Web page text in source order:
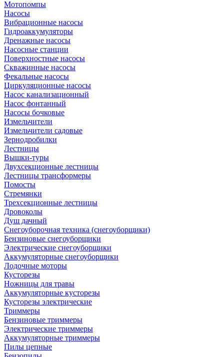
Мотопомпы
Насосы
Вибрационные насосы
Гидроаккумуляторы
Дренажные насосы
Насосные станции
Поверхностные насосы
Скважинные насосы
Фекальные насосы
Циркуляционные насосы
Насос канализационный
Насос фонтанный
Насосы бочковые
Измельчители
Измельчители садовые
Зернодробилки
Лестницы
Вышки-туры
Двухсекционные лестницы
Лестницы трансформеры
Помосты
Стремянки
Трехсекционные лестницы
Дровоколы
Душ дачный
Снегоуборочная техника (снегоуборщики)
Бензиновые снегоуборщики
Электрические снегоуборщики
Аккумуляторные снегоуборщики
Лодочные моторы
Кусторезы
Ножницы для травы
Аккумуляторные кусторезы
Кусторезы электрические
Триммеры
Бензиновые триммеры
Электрические триммеры
Аккумуляторные триммеры
Пилы цепные